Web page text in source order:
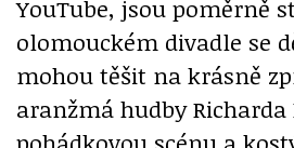
YouTube, jsou poměrně
olomouckém divadle se
mohou těšit na krásně
aranžmá hudby
pohádkovou scénu a